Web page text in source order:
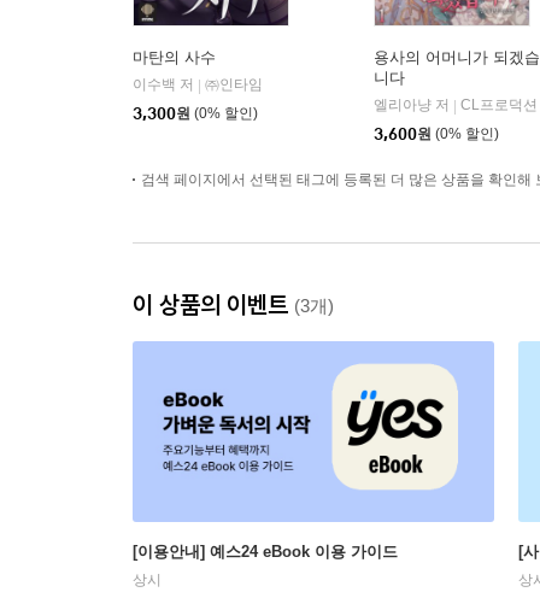
마탄의 사수
이수백 저
㈜인타임
3,300원 (0% 할인)
용사의 어머니가 되겠습
니다
엘리아냥 저
CL프로덕션
3,600원 (0% 할인)
검색 페이지에서 선택된 태그에 등록된 더 많은 상품을 확인해
이 상품의 이벤트 (3개)
[이용안내] 예스24 eBook 이용 가이드
상시
[
상